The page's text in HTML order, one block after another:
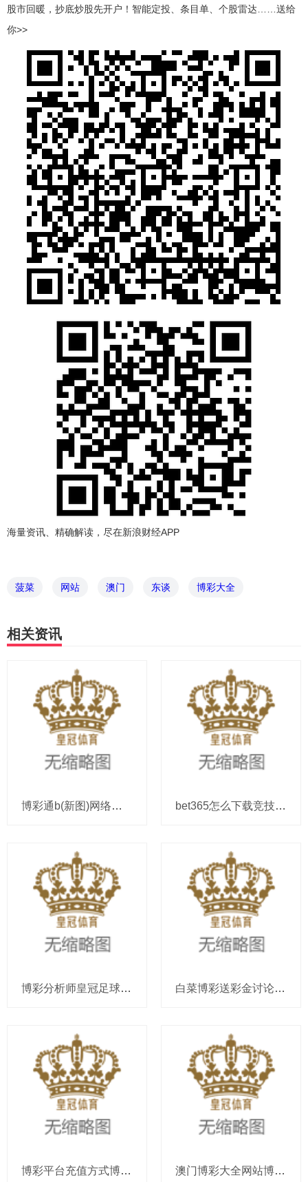
股市回暖，抄底炒股先开户！智能定投、条目单、个股雷达……送给
你>>
海量资讯、精确解读，尽在新浪财经APP
菠菜 网站 澳门 东谈 博彩大全
相关资讯
博彩通b(新图)网络博彩的钱取不出来_追平武磊，奥斯卡24次入围中超MVP候选，此前共4次当选 bet365怎么下载竞技宝是正规博彩吗 | 反俄武装蚁集, 俄军疏导中心被炸穿, 13艘军舰已废,
博彩分析师皇冠足球改单平台出租_1992年, 南斯拉夫解体, 最终辞别为6个国度, 如今哪个混的最佳 白菜博彩送彩金讨论网c罗欧洲杯决赛_北京拆迁讼师：你家房屋拆迁抵偿比东谈主家低的原因，拆迁户应当了解
博彩平台充值方式博彩代理吧（www.kingroulettezonehome.com） 澳门博彩大全网站博彩app架设_英伟达发布东谈主形机器东谈主通用基础模子，黄仁勋：这是AI界限中最令